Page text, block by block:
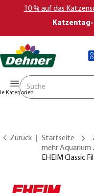
10 % auf das
Kategorien
Zurück Startseite
mehr Aquarium
EHEIM Classic